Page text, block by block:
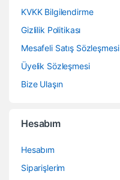
KVKK Bilgilendirme
Gizlilik Politikası
Mesafeli Satış Sözleşmesi
Üyelik Sözleşmesi
Bize Ulaşın
Hesabım
Hesabım
Siparişlerim